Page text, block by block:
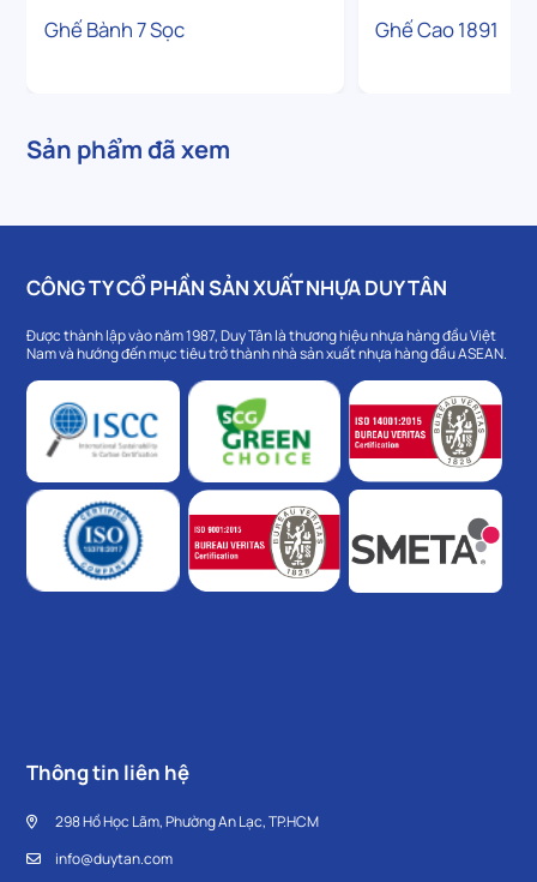
Ghế Bành 7 Sọc Ghế Cao 1891
Sản phẩm đã xem
CÔNG TY CỔ PHẦN SẢN XUẤT NHỰA DUY TÂN
Được thành lập vào năm 1987, Duy Tân là thương hiệu nhựa hàng đầu Việt
Nam và hướng đến mục tiêu trở thành nhà sản xuất nhựa hàng đầu ASEAN.
Thông tin liên hệ
298 Hồ Học Lãm, Phường An Lạc, TP.HCM
info@duytan.com